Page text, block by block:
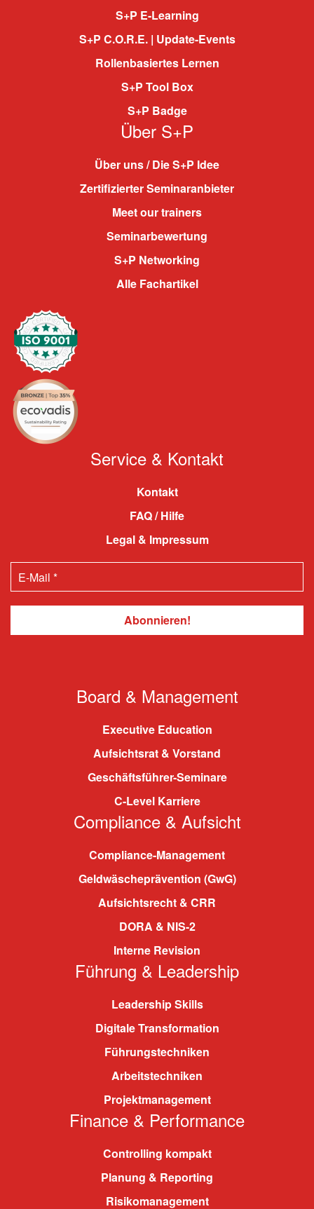
S+P E-Learning
S+P C.O.R.E. | Update-Events
Rollenbasiertes Lernen
S+P Tool Box
S+P Badge
Über S+P
Über uns / Die S+P Idee
Zertifizierter Seminaranbieter
Meet our trainers
Seminarbewertung
S+P Networking
Alle Fachartikel
Service & Kontakt
Kontakt
FAQ / Hilfe
Legal & Impressum
Board & Management
Executive Education
Aufsichtsrat & Vorstand
Geschäftsführer-Seminare
C-Level Karriere
Compliance & Aufsicht
Compliance-Management
Geldwäscheprävention (GwG)
Aufsichtsrecht & CRR
DORA & NIS-2
Interne Revision
Führung & Leadership
Leadership Skills
Digitale Transformation
Führungstechniken
Arbeitstechniken
Projektmanagement
Finance & Performance
Controlling kompakt
Planung & Reporting
Risikomanagement